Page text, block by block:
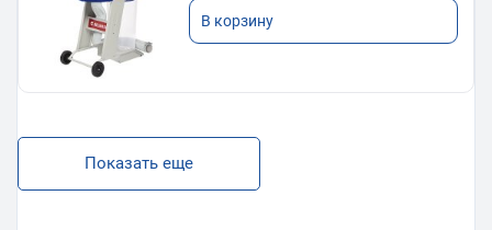
В корзину
Показать еще